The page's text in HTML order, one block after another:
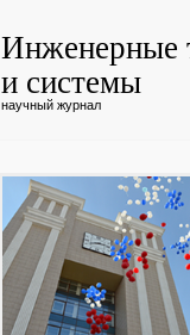
Инженерные
и системы
научный журнал